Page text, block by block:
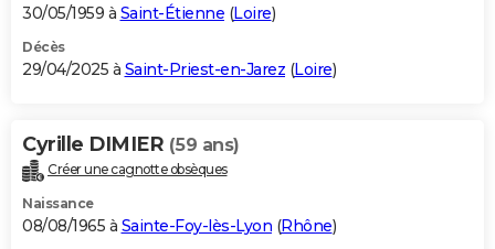
30/05/1959 à Saint-Étienne (Loire)
Décès
29/04/2025 à Saint-Priest-en-Jarez (Loire)
Cyrille DIMIER (59 ans)
Créer une cagnotte obsèques
Naissance
08/08/1965 à Sainte-Foy-lès-Lyon (Rhône)